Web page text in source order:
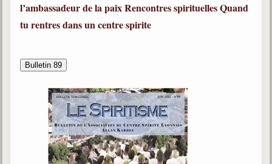
l’ambassadeur de la paixRencontres spirituellesQuand
tu rentres dans un centre spirite
Bulletin 89